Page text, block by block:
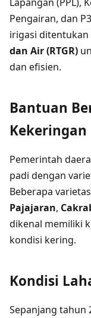
Pengairan, dan
irigasi ditentukan
dan Air (RTGR)
dan efisien.
Bantuan
Kekeringan
Pemerintah
padi dengan
Beberapa
Pajajaran,
dikenal memiliki
kondisi kering.
Kondisi
Sepanjang tahun